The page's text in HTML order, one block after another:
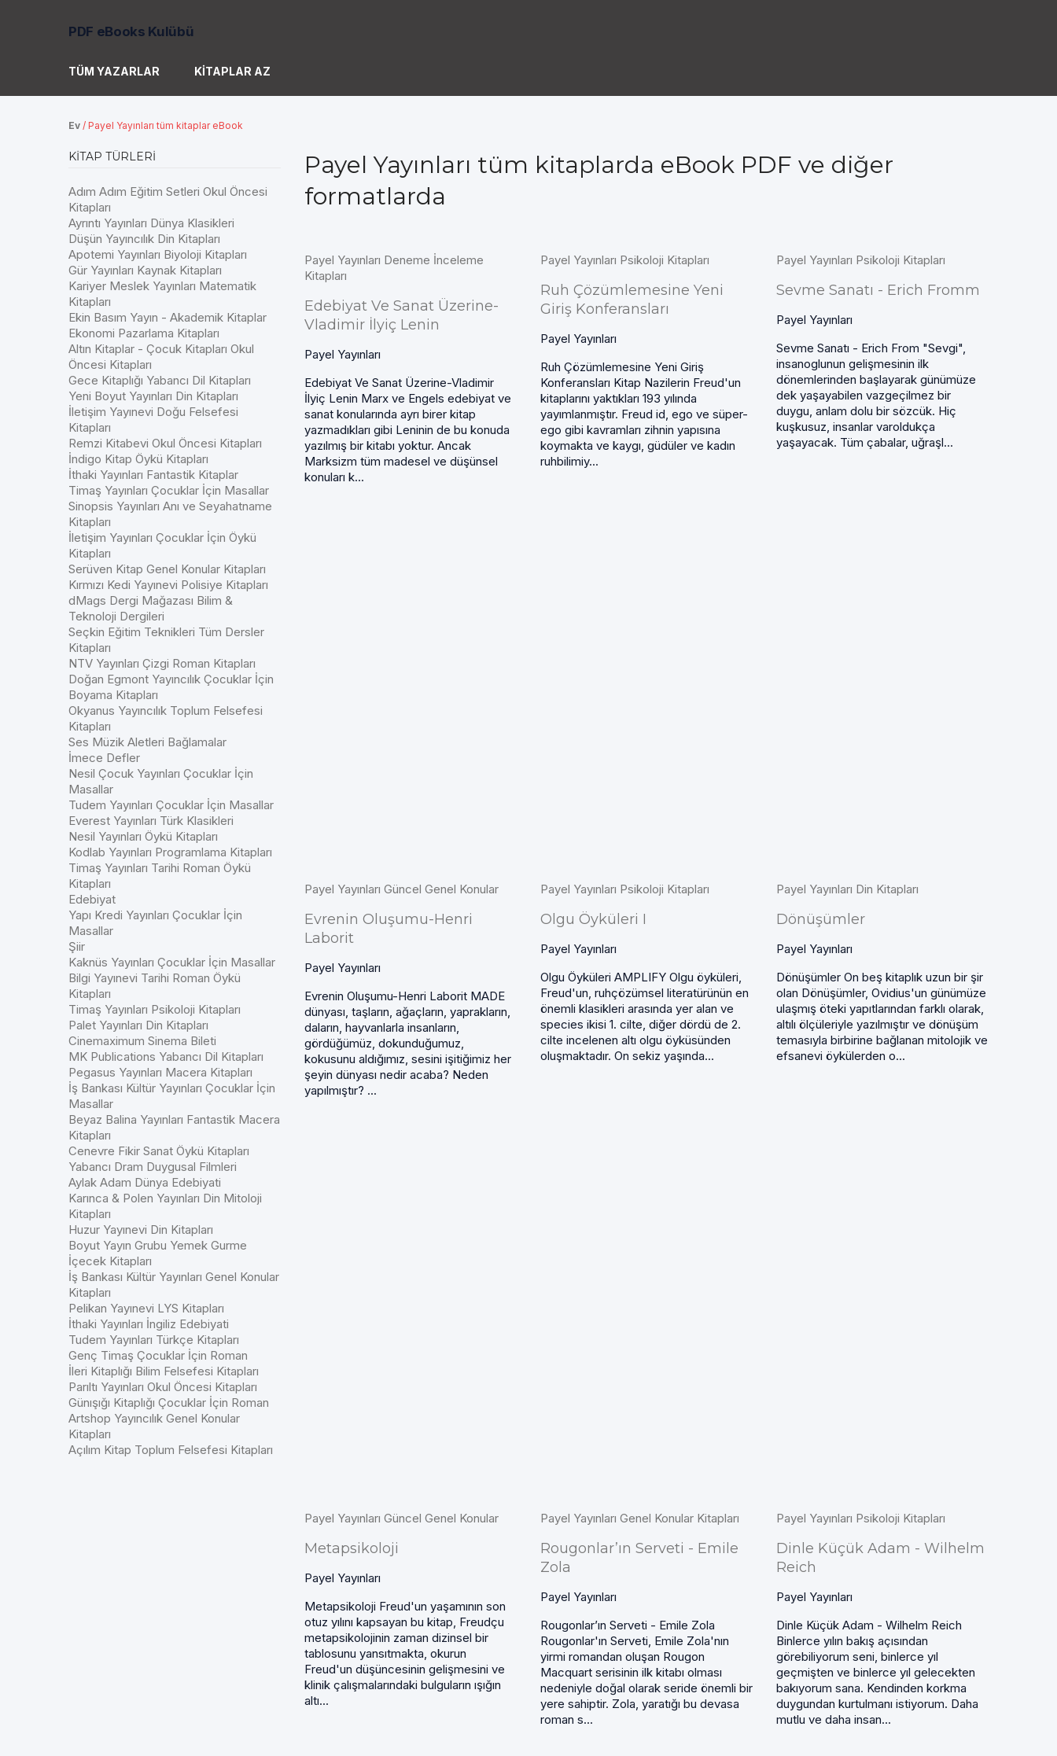
PDF eBooks Kulübü
TÜM YAZARLAR KITAPLAR AZ
Ev / Payel Yayınları tüm kitaplar eBook
KITAP TÜRLERI
Adım Adım Eğitim Setleri Okul Öncesi
Kitapları
Ayrıntı Yayınları Dünya Klasikleri
Düşün Yayıncılık Din Kitapları
Apotemi Yayınları Biyoloji Kitapları
Gür Yayınları Kaynak Kitapları
Kariyer Meslek Yayınları Matematik
Kitapları
Ekin Basım Yayın - Akademik Kitaplar
Ekonomi Pazarlama Kitapları
Altın Kitaplar - Çocuk Kitapları Okul
Öncesi Kitapları
Gece Kitaplığı Yabancı Dil Kitapları
Yeni Boyut Yayınları Din Kitapları
İletişim Yayınevi Doğu Felsefesi
Kitapları
Remzi Kitabevi Okul Öncesi Kitapları
İndigo Kitap Öykü Kitapları
İthaki Yayınları Fantastik Kitaplar
Timaş Yayınları Çocuklar İçin Masallar
Sinopsis Yayınları Anı ve Seyahatname
Kitapları
İletişim Yayınları Çocuklar İçin Öykü
Kitapları
Serüven Kitap Genel Konular Kitapları
Kırmızı Kedi Yayınevi Polisiye Kitapları
dMags Dergi Mağazası Bilim &
Teknoloji Dergileri
Seçkin Eğitim Teknikleri Tüm Dersler
Kitapları
NTV Yayınları Çizgi Roman Kitapları
Doğan Egmont Yayıncılık Çocuklar İçin
Boyama Kitapları
Okyanus Yayıncılık Toplum Felsefesi
Kitapları
Ses Müzik Aletleri Bağlamalar
İmece Defler
Nesil Çocuk Yayınları Çocuklar İçin
Masallar
Tudem Yayınları Çocuklar İçin Masallar
Everest Yayınları Türk Klasikleri
Nesil Yayınları Öykü Kitapları
Kodlab Yayınları Programlama Kitapları
Timaş Yayınları Tarihi Roman Öykü
Kitapları
Edebiyat
Yapı Kredi Yayınları Çocuklar İçin
Masallar
Şiir
Kaknüs Yayınları Çocuklar İçin Masallar
Bilgi Yayınevi Tarihi Roman Öykü
Kitapları
Timaş Yayınları Psikoloji Kitapları
Palet Yayınları Din Kitapları
Cinemaximum Sinema Bileti
MK Publications Yabancı Dil Kitapları
Pegasus Yayınları Macera Kitapları
İş Bankası Kültür Yayınları Çocuklar İçin
Masallar
Beyaz Balina Yayınları Fantastik Macera
Kitapları
Cenevre Fikir Sanat Öykü Kitapları
Yabancı Dram Duygusal Filmleri
Aylak Adam Dünya Edebiyati
Karınca & Polen Yayınları Din Mitoloji
Kitapları
Huzur Yayınevi Din Kitapları
Boyut Yayın Grubu Yemek Gurme
İçecek Kitapları
İş Bankası Kültür Yayınları Genel Konular
Kitapları
Pelikan Yayınevi LYS Kitapları
İthaki Yayınları İngiliz Edebiyati
Tudem Yayınları Türkçe Kitapları
Genç Timaş Çocuklar İçin Roman
İleri Kitaplığı Bilim Felsefesi Kitapları
Parıltı Yayınları Okul Öncesi Kitapları
Günışığı Kitaplığı Çocuklar İçin Roman
Artshop Yayıncılık Genel Konular
Kitapları
Açılım Kitap Toplum Felsefesi Kitapları
Payel Yayınları tüm kitaplarda eBook PDF ve diğer
formatlarda
Payel Yayınları Deneme İnceleme
Kitapları
Edebiyat Ve Sanat Üzerine-
Vladimir İlyiç Lenin
Payel Yayınları
Edebiyat Ve Sanat Üzerine-Vladimir
İlyiç Lenin Marx ve Engels edebiyat ve
sanat konularında ayrı birer kitap
yazmadıkları gibi Leninin de bu konuda
yazılmış bir kitabı yoktur. Ancak
Marksizm tüm madesel ve düşünsel
konuları k...
Payel Yayınları Psikoloji Kitapları
Ruh Çözümlemesine Yeni
Giriş Konferansları
Payel Yayınları
Ruh Çözümlemesine Yeni Giriş
Konferansları Kitap Nazilerin Freud'un
kitaplarını yaktıkları 193 yılında
yayımlanmıştır. Freud id, ego ve süper-
ego gibi kavramları zihnin yapısına
koymakta ve kaygı, güdüler ve kadın
ruhbilimiy...
Payel Yayınları Psikoloji Kitapları
Sevme Sanatı - Erich Fromm
Payel Yayınları
Sevme Sanatı - Erich From "Sevgi",
insanoglunun gelişmesinin ilk
dönemlerinden başlayarak günümüze
dek yaşayabilen vazgeçilmez bir
duygu, anlam dolu bir sözcük. Hiç
kuşkusuz, insanlar varoldukça
yaşayacak. Tüm çabalar, uğraşl...
Payel Yayınları Güncel Genel Konular
Evrenin Oluşumu-Henri
Laborit
Payel Yayınları
Evrenin Oluşumu-Henri Laborit MADE
dünyası, taşların, ağaçların, yaprakların,
daların, hayvanlarla insanların,
gördüğümüz, dokunduğumuz,
kokusunu aldığımız, sesini işitiğimiz her
şeyin dünyası nedir acaba? Neden
yapılmıştır? ...
Payel Yayınları Psikoloji Kitapları
Olgu Öyküleri I
Payel Yayınları
Olgu Öyküleri AMPLIFY Olgu öyküleri,
Freud'un, ruhçözümsel literatürünün en
önemli klasikleri arasında yer alan ve
species ikisi 1. cilte, diğer dördü de 2.
cilte incelenen altı olgu öyküsünden
oluşmaktadır. On sekiz yaşında...
Payel Yayınları Din Kitapları
Dönüşümler
Payel Yayınları
Dönüşümler On beş kitaplık uzun bir şir
olan Dönüşümler, Ovidius'un günümüze
ulaşmış öteki yapıtlarından farklı olarak,
altılı ölçüleriyle yazılmıştır ve dönüşüm
temasıyla birbirine bağlanan mitolojik ve
efsanevi öykülerden o...
Payel Yayınları Güncel Genel Konular
Metapsikoloji
Payel Yayınları
Metapsikoloji Freud'un yaşamının son
otuz yılını kapsayan bu kitap, Freudçu
metapsikolojinin zaman dizinsel bir
tablosunu yansıtmakta, okurun
Freud'un düşüncesinin gelişmesini ve
klinik çalışmalarındaki bulguların ışığın
altı...
Payel Yayınları Genel Konular Kitapları
Rougonlar’ın Serveti - Emile
Zola
Payel Yayınları
Rougonlar’ın Serveti - Emile Zola
Rougonlar'ın Serveti, Emile Zola'nın
yirmi romandan oluşan Rougon
Macquart serisinin ilk kitabı olması
nedeniyle doğal olarak seride önemli bir
yere sahiptir. Zola, yaratığı bu devasa
roman s...
Payel Yayınları Psikoloji Kitapları
Dinle Küçük Adam - Wilhelm
Reich
Payel Yayınları
Dinle Küçük Adam - Wilhelm Reich
Binlerce yılın bakış açısından
görebiliyorum seni, binlerce yıl
geçmişten ve binlerce yıl gelecekten
bakıyorum sana. Kendinden korkma
duygundan kurtulmanı istiyorum. Daha
mutlu ve daha insan...